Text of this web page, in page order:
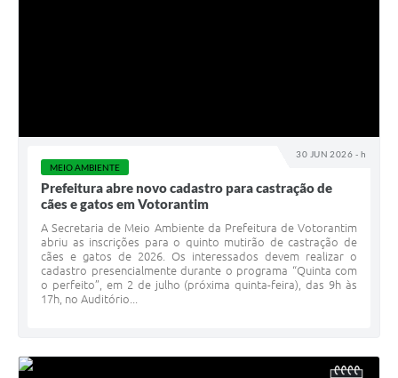
30 JUN 2026 - h
MEIO AMBIENTE
Prefeitura abre novo cadastro para castração de
cães e gatos em Votorantim
A Secretaria de Meio Ambiente da Prefeitura de Votorantim
abriu as inscrições para o quinto mutirão de castração de
cães e gatos de 2026. Os interessados devem realizar o
cadastro presencialmente durante o programa “Quinta com
o perfeito”, em 2 de julho (próxima quinta-feira), das 9h às
17h, no Auditório...